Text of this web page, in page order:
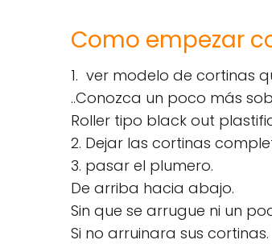
Como empezar
1. ver modelo de cortinas
..Conozca un poco más
Roller tipo black out
2. Dejar las cortinas
3. pasar el plumero.
De arriba hacia abajo.
Sin que se arrugue ni un
Si no arruinara sus cortinas.